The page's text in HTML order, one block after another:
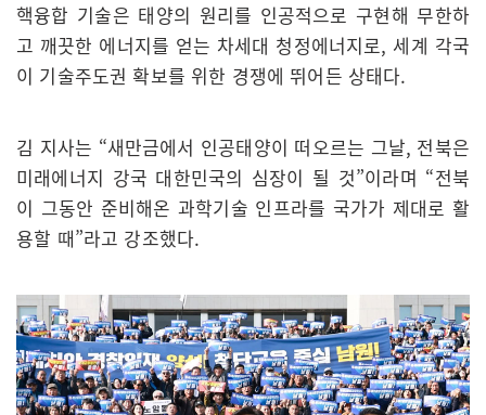
핵융합 기술은 태양의 원리를 인공적으로 구현해 무한하
고 깨끗한 에너지를 얻는 차세대 청정에너지로, 세계 각국
이 기술주도권 확보를 위한 경쟁에 뛰어든 상태다.
김 지사는 “새만금에서 인공태양이 떠오르는 그날, 전북은
미래에너지 강국 대한민국의 심장이 될 것”이라며 “전북
이 그동안 준비해온 과학기술 인프라를 국가가 제대로 활
용할 때”라고 강조했다.